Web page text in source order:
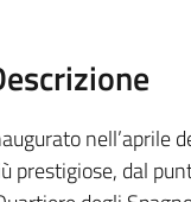
nell’aprile
prestigiose, dal